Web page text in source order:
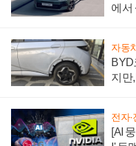
에서
자동
BYD
지만
전자·
[AI